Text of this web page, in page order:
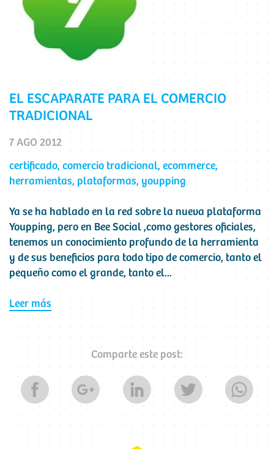
EL ESCAPARATE PARA EL COMERCIO
TRADICIONAL
7 AGO 2012
certificado, comercio tradicional, ecommerce,
herramientas, plataformas, youpping
Ya se ha hablado en la red sobre la nueva plataforma
Youpping, pero en Bee Social ,como gestores oficiales,
tenemos un conocimiento profundo de la herramienta
y de sus beneficios para todo tipo de comercio, tanto el
pequeño como el grande, tanto el...
Leer más
Comparte este post: